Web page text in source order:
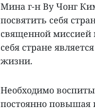
Мина г-н Ву Чонг
посвятить себя
священной
себя стране
жизни.
Необходимо
постоянно повышая